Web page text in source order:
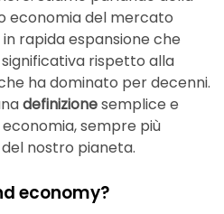
economia del mercato
rapida espansione che
rispetto alla
ha dominato per decenni.
definizionesemplice e
sempre più
nostro pianeta.
economy?